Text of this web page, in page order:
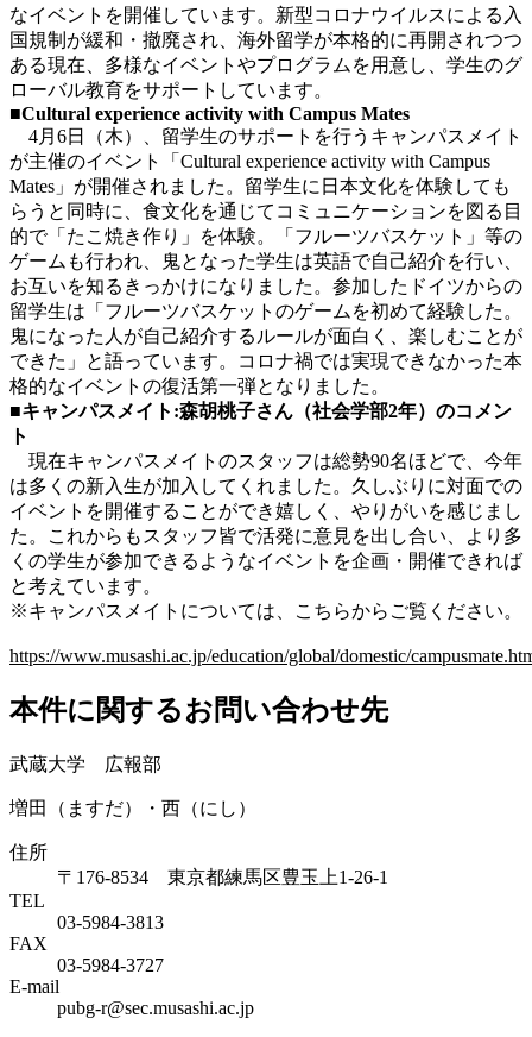
なイベントを開催しています。新型コロナウイルスによる入
国規制が緩和・撤廃され、海外留学が本格的に再開されつつ
ある現在、多様なイベントやプログラムを用意し、学生のグ
ローバル教育をサポートしています。
■Cultural experience activity with Campus Mates
4月6日（木）、留学生のサポートを行うキャンパスメイト
が主催のイベント「Cultural experience activity with Campus
Mates」が開催されました。留学生に日本文化を体験しても
らうと同時に、食文化を通じてコミュニケーションを図る目
的で「たこ焼き作り」を体験。「フルーツバスケット」等の
ゲームも行われ、鬼となった学生は英語で自己紹介を行い、
お互いを知るきっかけになりました。参加したドイツからの
留学生は「フルーツバスケットのゲームを初めて経験した。
鬼になった人が自己紹介するルールが面白く、楽しむことが
できた」と語っています。コロナ禍では実現できなかった本
格的なイベントの復活第一弾となりました。
■キャンパスメイト:森胡桃子さん（社会学部2年） のコメン
ト
現在キャンパスメイトのスタッフは総勢90名ほどで、今年
は多くの新入生が加入してくれました。久しぶりに対面での
イベントを開催することができ嬉しく、やりがいを感じまし
た。これからもスタッフ皆で活発に意見を出し合い、より多
くの学生が参加できるようなイベントを企画・開催できれば
と考えています。
※キャンパスメイトについては、こちらからご覧ください。
https://www.musashi.ac.jp/education/global/domestic/
本件に関するお問い合わせ先
武蔵大学 広報部
増田（ますだ）・西（にし）
住所
〒176-8534 東京都練馬区豊玉上1-26-1
TEL
03-5984-3813
FAX
03-5984-3727
E-mail
pubg-r@sec.musashi.ac.jp